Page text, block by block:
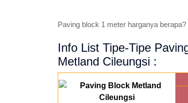
Paving block 1 meter harganya berapa?
Info List Tipe-Tipe
Metland Cileungsi :